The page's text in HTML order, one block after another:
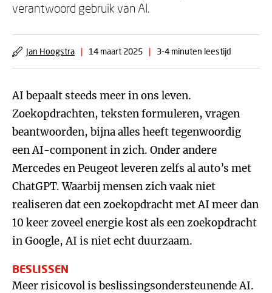
verantwoord gebruik van AI.
Jan Hoogstra | 14 maart 2025 | 3-4 minuten leestijd
AI bepaalt steeds meer in ons leven.
Zoekopdrachten, teksten formuleren, vragen
beantwoorden, bijna alles heeft tegenwoordig
een AI-component in zich. Onder andere
Mercedes en Peugeot leveren zelfs al auto’s met
ChatGPT. Waarbij mensen zich vaak niet
realiseren dat een zoekopdracht met AI meer dan
10 keer zoveel energie kost als een zoekopdracht
in Google, AI is niet echt duurzaam.
BESLISSEN
Meer risicovol is beslissingsondersteunende AI.